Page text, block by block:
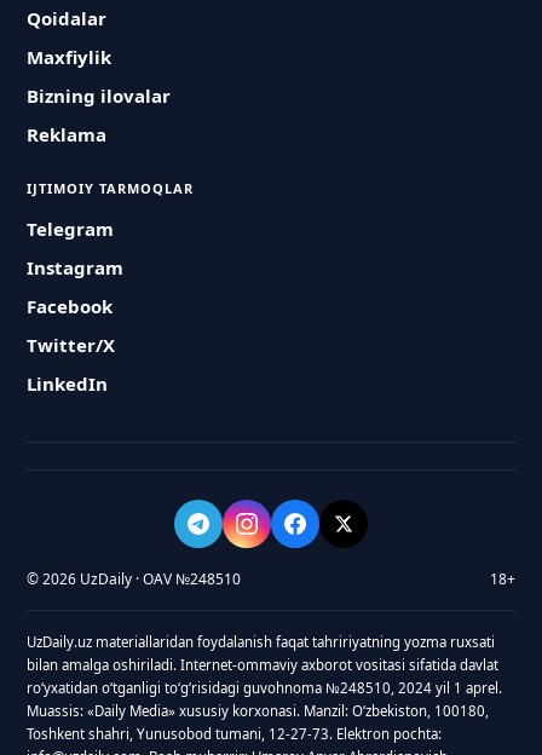
Qoidalar
Maxfiylik
Bizning ilovalar
Reklama
IJTIMOIY TARMOQLAR
Telegram
Instagram
Facebook
Twitter/X
LinkedIn
© 2026 UzDaily · OAV №248510 18+
UzDaily.uz materiallaridan foydalanish faqat tahririyatning yozma ruxsati
bilan amalga oshiriladi. Internet-ommaviy axborot vositasi sifatida davlat
roʻyxatidan oʻtganligi toʻgʻrisidagi guvohnoma №248510, 2024 yil 1 aprel.
Muassis: «Daily Media» xususiy korxonasi. Manzil: Oʻzbekiston, 100180,
Toshkent shahri, Yunusobod tumani, 12-27-73. Elektron pochta: